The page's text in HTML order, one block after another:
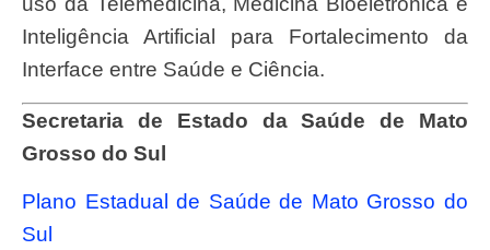
Inteligência Artificial para Fortalecimento da
Interface entre Saúde e Ciência.
Secretaria de Estado da Saúde de Mato
Grosso do Sul
Plano Estadual de Saúde de Mato Grosso do
Sul